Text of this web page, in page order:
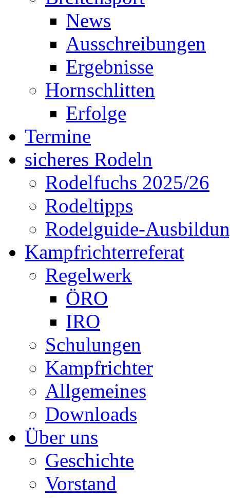
News
Ausschreibungen
Ergebnisse
Hornschlitten
Erfolge
Termine
sicheres Rodeln
Rodelfuchs 2025/26
Rodeltipps
Rodelguide-
Kampfrichterreferat
Regelwerk
ÖRO
IRO
Schulungen
Kampfrichter
Allgemeines
Downloads
Über uns
Geschichte
Vorstand